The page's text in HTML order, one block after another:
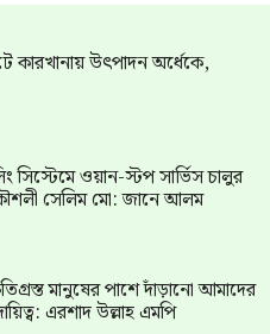
কারখানায় উৎপাদন অর্ধেকে,
সিস্টেমে ওয়ান-স্টপ সার্ভিস চালুর
সেলিম মো: জানে আলম
মানুষের পাশে দাঁড়ানো আমাদের
এরশাদ উল্লাহ এমপি